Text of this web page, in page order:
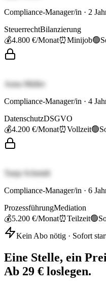
Compliance-Manager/in · 2
SteuerrechtBilanzierung
💰4.800 €/Monat⏰Minijob🟢
Anna Müller
Compliance-Manager/in · 4
DatenschutzDSGVO
💰4.200 €/Monat⏰Vollzeit🟢
Tanja Schmidt
Compliance-Manager/in · 6
ProzessführungMediation
💰5.200 €/Monat⏰Teilzeit🟢
Kein Abo nötig · Sofort
Eine Stelle, ein
Ab 29 € loslegen.